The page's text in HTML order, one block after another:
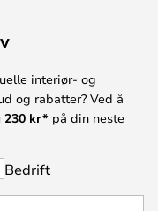
interiør- og
og rabatter? Ved å
230 kr* på din neste
Bedrift